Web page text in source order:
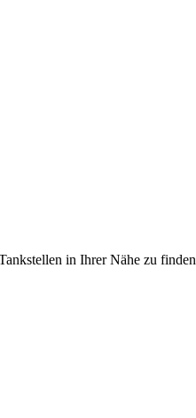
in Ihrer Nähe zu finden